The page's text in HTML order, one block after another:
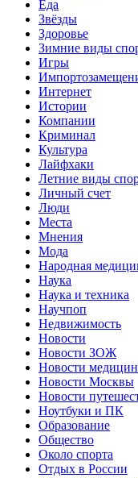
Еда
Звёзды
Здоровье
Зимние виды
Игры
Интернет
Истории
Компании
Криминал
Культура
Лайфхаки
Летние виды
Личный счет
Люди
Места
Мнения
Мода
Народная
Наука
Наука и техника
Научпоп
Недвижимость
Новости
Новости ЗОЖ
Новости
Новости Москвы
Новости
Ноутбуки и ПК
Образование
Общество
Около спорта
Отдых в России